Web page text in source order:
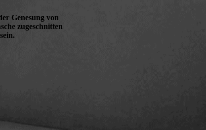
Genesung von
zugeschnitten